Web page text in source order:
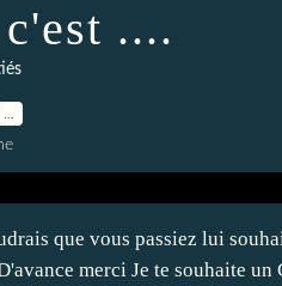
....
que vous passiez lui
merci Je te souhaite un